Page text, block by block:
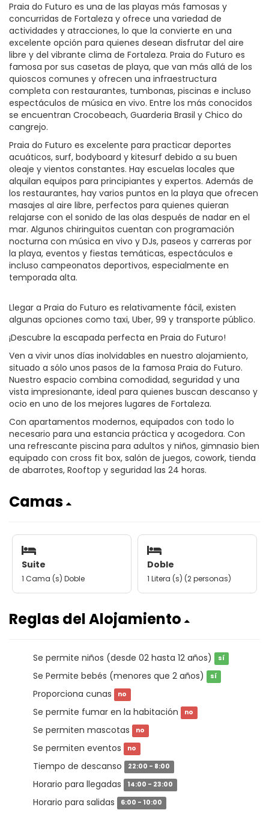
Praia do Futuro es una de las playas más famosas y
concurridas de Fortaleza y ofrece una variedad de
actividades y atracciones, lo que la convierte en una
excelente opción para quienes desean disfrutar del aire
libre y del vibrante clima de Fortaleza. Praia do Futuro es
famosa por sus casetas de playa, que van más allá de los
quioscos comunes y ofrecen una infraestructura
completa con restaurantes, tumbonas, piscinas e incluso
espectáculos de música en vivo. Entre los más conocidos
se encuentran Crocobeach, Guarderia Brasil y Chico do
cangrejo.
Praia do Futuro es excelente para practicar deportes
acuáticos, surf, bodyboard y kitesurf debido a su buen
oleaje y vientos constantes. Hay escuelas locales que
alquilan equipos para principiantes y expertos. Además de
los restaurantes, hay varios puntos en la playa que ofrecen
masajes al aire libre, perfectos para quienes quieran
relajarse con el sonido de las olas después de nadar en el
mar. Algunos chiringuitos cuentan con programación
nocturna con música en vivo y DJs, paseos y carreras por
la playa, eventos y fiestas temáticas, espectáculos e
incluso campeonatos deportivos, especialmente en
temporada alta.
Llegar a Praia do Futuro es relativamente fácil, existen
algunas opciones como taxi, Uber, 99 y transporte público.
¡Descubre la escapada perfecta en Praia do Futuro!
Ven a vivir unos días inolvidables en nuestro alojamiento,
situado a sólo unos pasos de la famosa Praia do Futuro.
Nuestro espacio combina comodidad, seguridad y una
vista impresionante, ideal para quienes buscan descanso y
ocio en uno de los mejores lugares de Fortaleza.
Con apartamentos modernos, equipados con todo lo
necesario para una estancia práctica y acogedora. Con
una refrescante piscina para adultos y niños, gimnasio bien
equipado con cross fit box, salón de juegos, cowork, tienda
de abarrotes, Rooftop y seguridad las 24 horas.
Camas
Suite
1 Cama (s) Doble
Doble
1 Litera (s) (2 personas)
Reglas del Alojamiento
Se permite niños (desde 02 hasta 12 años) sí
Se Permite bebés (menores que 2 años) sí
Proporciona cunas no
Se permite fumar en la habitación no
Se permiten mascotas no
Se permiten eventos no
Tiempo de descanso 22:00 - 8:00
Horario para llegadas 14:00 - 23:00
Horario para salidas 6:00 - 10:00